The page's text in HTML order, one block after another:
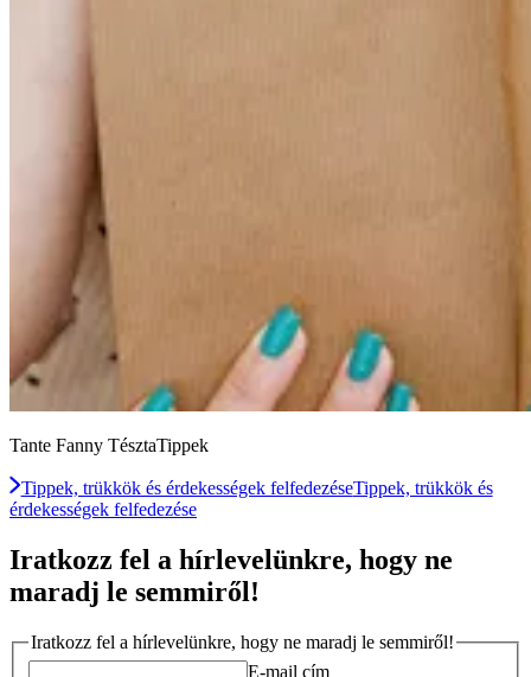
Tante Fanny TésztaTippek
Tippek, trükkök és érdekességek felfedezéseTippek, trükkök és
érdekességek felfedezése
Iratkozz fel a hírlevelünkre, hogy ne
maradj le semmiről!
Iratkozz fel a hírlevelünkre, hogy ne maradj le semmiről!
E-mail cím